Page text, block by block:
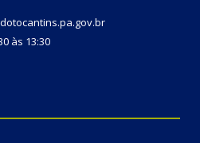
às 13:30